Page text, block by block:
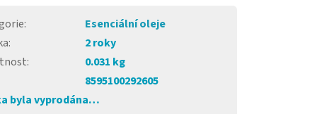
:
Esenciální oleje
:
2 roky
:
0.031 kg
8595100292605
byla vyprodána…